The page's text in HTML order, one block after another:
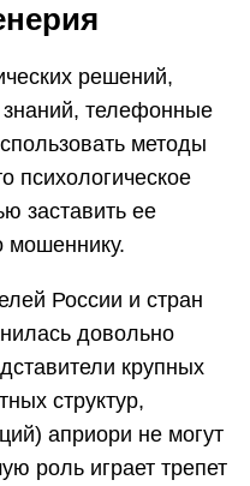
решений,
телефонные
методы
психологическое
заставить ее
мошеннику.
России и стран
довольно
крупных
структур,
априори не могут
роль играет трепет